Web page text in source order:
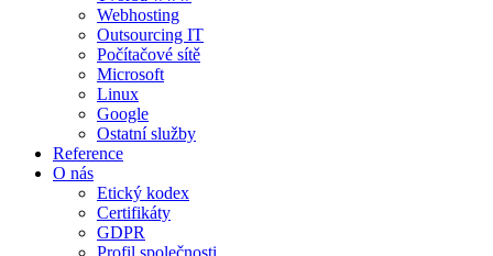
Webhosting
Outsourcing IT
Počítačové sítě
Microsoft
Linux
Google
Ostatní služby
Reference
O nás
Etický kodex
Certifikáty
GDPR
Profil společnosti